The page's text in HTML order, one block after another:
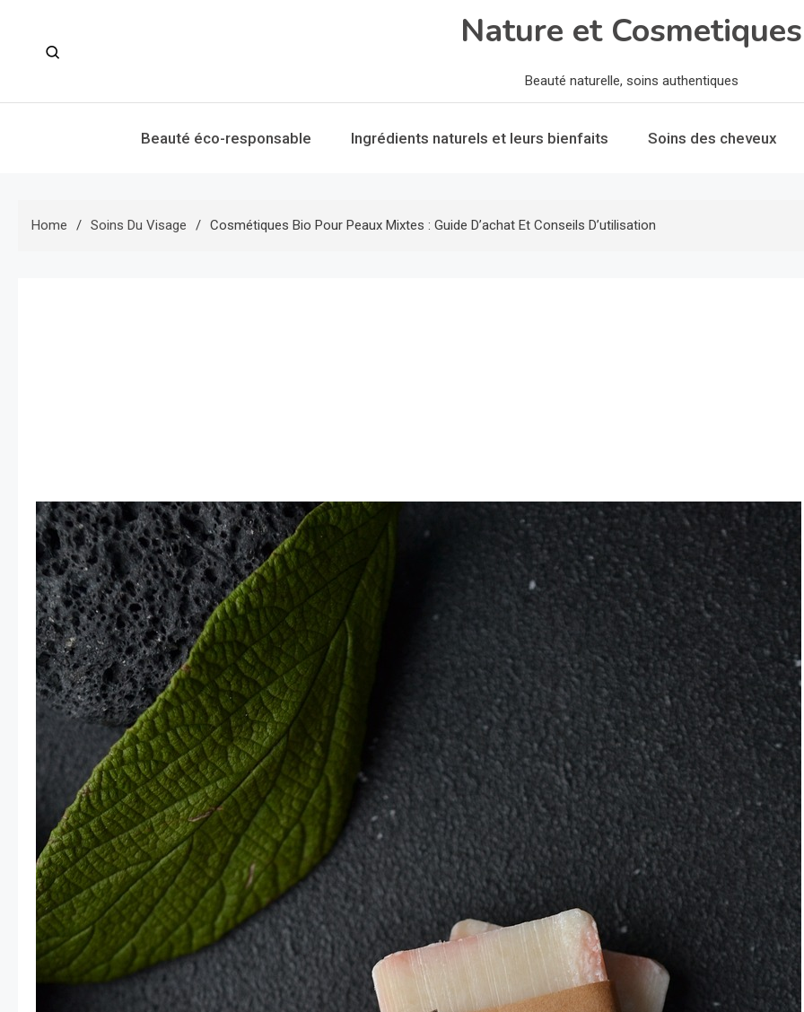
Nature et Cosmetiques
Beauté naturelle, soins authentiques
Beauté éco-responsable Ingrédients naturels et leurs bienfaits Soins des cheveux
Home Soins Du Visage Cosmétiques Bio Pour Peaux Mixtes : Guide D’achat Et Conseils D’utilisation